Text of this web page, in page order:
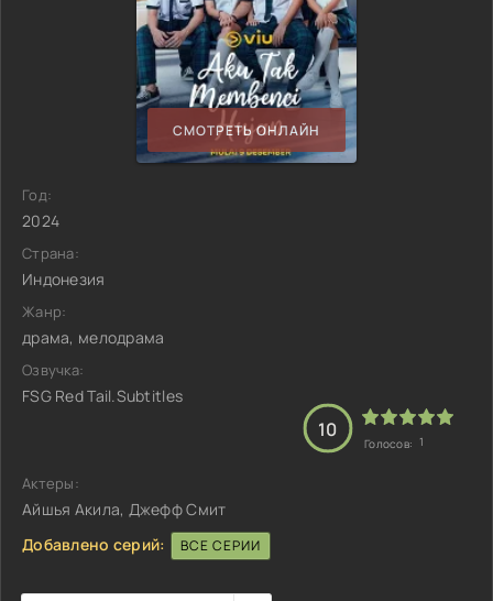
СМОТРЕТЬ ОНЛАЙН
Год:
2024
Страна:
Индонезия
Жанр:
драма, мелодрама
Озвучка:
FSG Red Tail.Subtitles
10
Голосов: 1
Актеры:
Айшья Акила, Джефф Смит
Добавлено серий:
ВСЕ СЕРИИ